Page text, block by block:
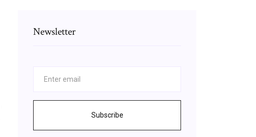
Newsletter
Subscribe